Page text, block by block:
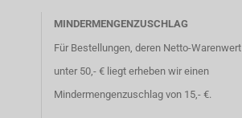
MINDERMENGENZUSCHLAG
Für Bestellungen, deren Netto-Warenwert
unter 50,- € liegt erheben wir einen
Mindermengenzuschlag von 15,- €.